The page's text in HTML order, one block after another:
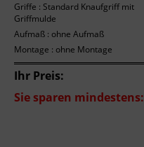
Griffe : Standard Knaufgriff mit
Griffmulde
Aufmaß : ohne Aufmaß
Montage : ohne Montage
Ihr Preis:
Sie sparen mindestens: